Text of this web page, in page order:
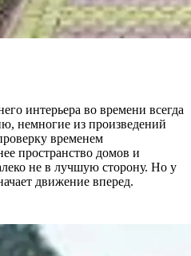
интерьера во времени всегда
немногие из произведений
временем
пространство домов и
не в лучшую сторону. Но у
движение вперед.